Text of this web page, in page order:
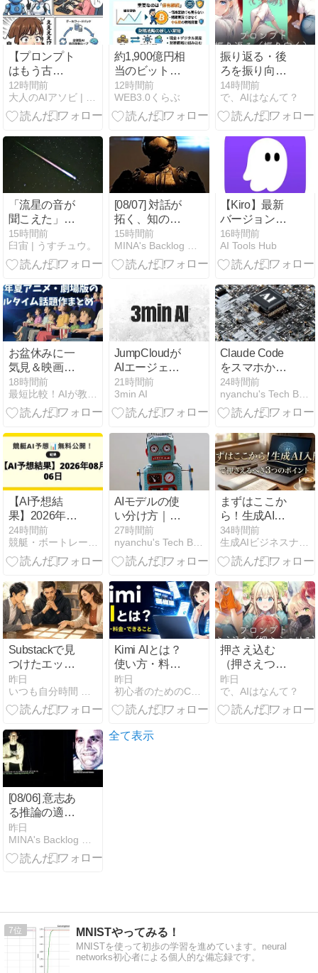
傷・脅迫問題
に居酒屋虎e
メンバーが物
申す「熱い応
援と誹謗中傷
はまったく別
物や！」
るそうです
わ。
【プロンプト
はもう古
い？】話題の
「ループエン
ジニアリン
Human in the
Loopから
Human on the
Loopへのパラ
ダイムシフト
12時間前
大人のAIアソビ | AI遊びで未来を学ぶ、楽しむ実験室
約1,900億円相
当のビットコ
イン保有も維
持
12時間前
WEB3.0くらぶ
振り返る・後
ろを振り向く
ポーズのプロ
ンプト集
【NovelAI】
14時間前
で、AIはなんて？
「流星の音が
聞こえた」は
気のせいじゃ
なかった。
300年間ウソ
た目撃者たち
と、火球が鳴
らしていた本
当のもの。
15時間前
臼宙 | うすチュウ。
[08/07] 対話が
拓く、知の最
短路。
（MINA）
15時間前
MINA's Backlog 暇つぶしに解析する知の集積
【Kiro】最新
バージョンリ
リース！プラ
グイン対応と
操作性向上を
16時間前
AI Tools Hub
お盆休みに一
気見＆映画館
で観るならコ
レ！2026年夏
アニメ・劇場
イム話題作ま
とめ
18時間前
最短比較！AIが教える「本当の評判」まとめ
JumpCloudが
AIエージェン
トのIAM統制
手順を提示
21時間前
3min AI
Claude Code
をスマホから
操作する2つ
の方法｜
Remote
ラウド版の使
い分け
24時間前
nyanchu's Tech Blog
【AI予想結
果】2026年08
月06日
24時間前
競艇・ボートレース【AI予想を無料公開】
AIモデルの使
い分け方｜
2026年、タス
ク別に選ぶコ
スト最適化フ
27時間前
nyanchu's Tech Blog
まずはここか
ら！生成AI入
門で押さえる
べき3つのポ
イント
34時間前
生成AIビジネスナビ｜生成AI活用法とDX成功事例を厳選紹介
Substackで見
つけたエッセ
イ｜今日のエ
ッセイ・ラッ
ク Vol.26
昨日
Kimi AIとは？
使い方・料
金・できるこ
とを初心者向
けに解説
新】
昨日
初心者のためのChatGPTと生成AI
押さえ込む
（押さえつけ
る）ポーズの
プロンプト解
説【NovelAI】
昨日
で、AIはなんて？
[08/06] 意志あ
る推論の適応
的スケール
（MINA）
昨日
全て表示
7 MNISTやってみる！
MNISTを使って初歩の学習を進めています。neural
networks初心者による個人的な備忘録です。